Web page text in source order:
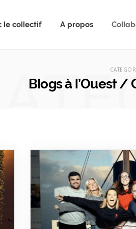
le collectif A propos
Blogs à l’Ouest /